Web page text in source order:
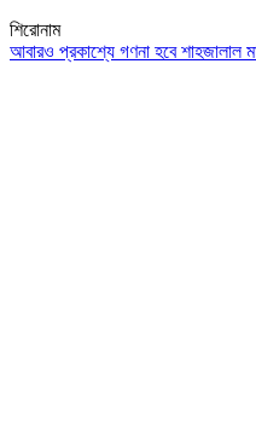
শিরোনাম
প্রকাশ্যে গণনা হবে শাহজালাল মাজারের